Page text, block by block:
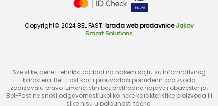
Copyright© 2024 BEL FAST. Izrada web prodavnice Jakov
Smart Solutions
Sve slike, cene i tehnički podaci na našem sajtu su informativnog
karaktera. Bel-Fast kao i proizvođači ponuđenih proizvoda
zadržavaju pravo izmene istih bez prethodne najave i obaveštenja.
Bel-Fast ne snosi odgovornost ukoliko neke karakteristike proizvoda ili
slike nisu u potpunosti tačne.